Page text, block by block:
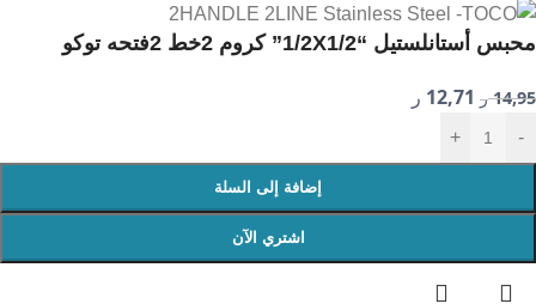
محبس أستانلستيل “1/2X1/2” كروم 2خط 2فتحه توكو
14,95 ر 12,71 ر
-
+
إضافة إلى السلة
اشتري الآن